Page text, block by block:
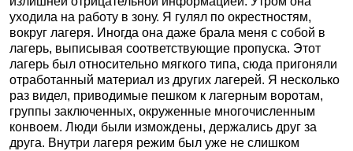
уходила на работу в зону. Я гулял по окрестностям,
вокруг лагеря. Иногда она даже брала меня с собой в
лагерь, выписывая соответствующие пропуска. Этот
лагерь был относительно мягкого типа, сюда пригоняли
отработанный материал из других лагерей. Я несколько
раз видел, приводимые пешком к лагерным воротам,
группы заключенных, окруженные многочисленным
конвоем. Люди были измождены, держались друг за
друга. Внутри лагеря режим был уже не слишком